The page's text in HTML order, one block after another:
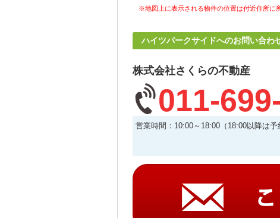
※地図上に表示される物件の位置は付近住所に
ハイツパークサイドへのお問い合わ
株式会社さくらの不動産
011-
営業時間：10:00～18:00（18:00以降は